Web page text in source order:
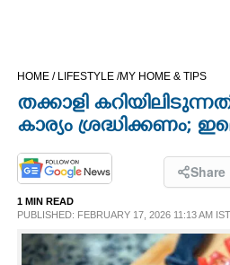
OPINION
LIFESTYLE
HOME / LIFESTYLE /MY HOME & TIPS
തക്കാളി
കാര്യം ശ്രദ്ധിക്കണം;
Share
1 MIN READ
PUBLISHED: FEBRUARY 17, 2026 11:13 AM IST